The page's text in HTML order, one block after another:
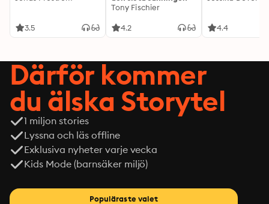
3.5
Tony Fischier
4.2 4.4
Därför kommer
du älska Storytel
1 miljon stories
Lyssna och läs offline
Exklusiva nyheter varje vecka
Kids Mode (barnsäker miljö)
Populäraste valet